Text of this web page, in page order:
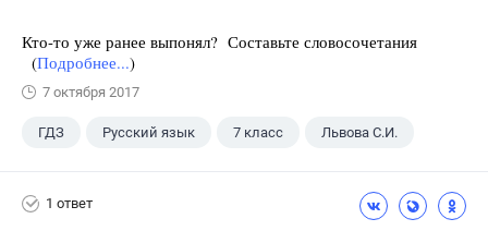
Кто-то уже ранее выпонял? Составьте словосочетания
(Подробнее...)
7 октября 2017
ГДЗ Русский язык 7 класс Львова С.И.
1 ответ